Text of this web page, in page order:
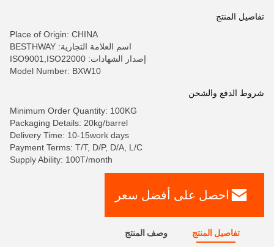
تفاصيل المنتج
Place of Origin: CHINA
اسم العلامة التجارية: BESTHWAY
إصدار الشهادات: ISO9001,ISO22000
Model Number: BXW10
شروط الدفع والشحن
Minimum Order Quantity: 100KG
Packaging Details: 20kg/barrel
Delivery Time: 10-15work days
Payment Terms: T/T, D/P, D/A, L/C
Supply Ability: 100T/month
احصل على أفضل سعر
تفاصيل المنتج وصف المنتج